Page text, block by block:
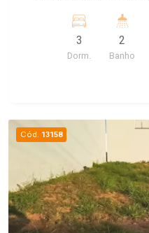
dormitório e 01 banheiro
3
Dorm.
2
Banho
Cód. 13158